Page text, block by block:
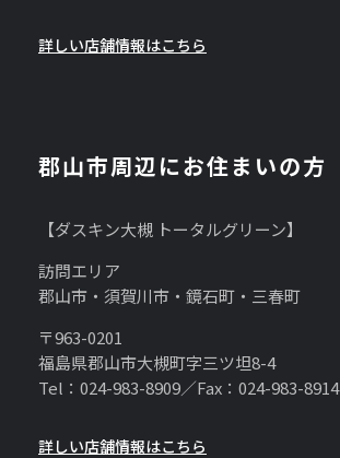
詳しい店舗情報はこちら
郡山市周辺にお住まいの方
【ダスキン大槻 トータルグリーン】
訪問エリア
郡山市・須賀川市・鏡石町・三春町
〒963-0201
福島県郡山市大槻町字三ツ坦8-4
Tel：024-983-8909／Fax：024-983-8914
詳しい店舗情報はこちら